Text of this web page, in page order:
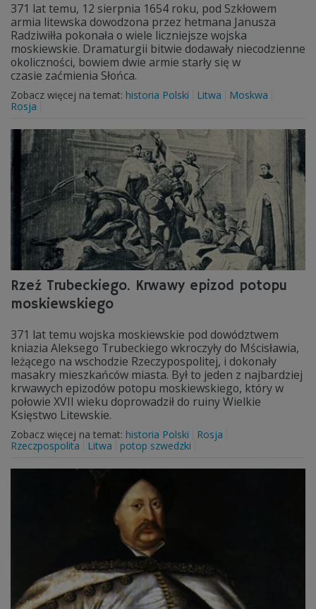
371 lat temu, 12 sierpnia 1654 roku, pod Szkłowem
armia litewska dowodzona przez hetmana Janusza
Radziwiłła pokonała o wiele liczniejsze wojska
moskiewskie. Dramaturgii bitwie dodawały niecodzienne
okoliczności, bowiem dwie armie starły się w
czasie zaćmienia Słońca.
Zobacz więcej na temat: historia Polski Litwa
Moskwa
Rosja
Rzeź Trubeckiego. Krwawy epizod potopu
moskiewskiego
371 lat temu wojska moskiewskie pod dowództwem
kniazia Aleksego Trubeckiego wkroczyły do Mścisławia,
leżącego na wschodzie Rzeczypospolitej, i dokonały
masakry mieszkańców miasta. Był to jeden z najbardziej
krwawych epizodów potopu moskiewskiego, który w
połowie XVII wieku doprowadził do ruiny Wielkie
Księstwo Litewskie.
Zobacz więcej na temat: historia Polski
Rosja
Rzeczpospolita
Litwa potop szwedzki